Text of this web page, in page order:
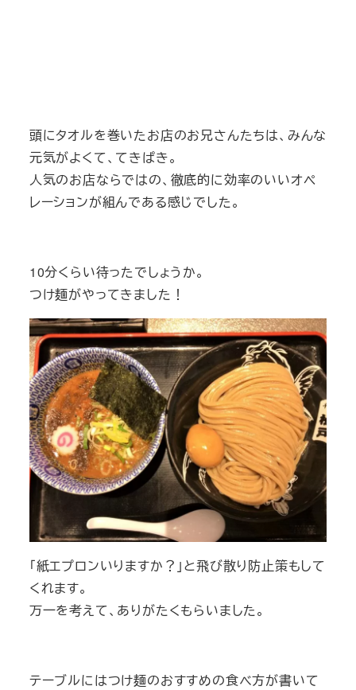
頭にタオルを巻いたお店のお兄さんたちは、みんな
元気がよくて、てきぱき。
人気のお店ならではの、徹底的に効率のいいオペ
レーションが組んである感じでした。
10分くらい待ったでしょうか。
つけ麺がやってきました！
「紙エプロンいりますか？」と飛び散り防止策もして
くれます。
万一を考えて、ありがたくもらいました。
テーブルにはつけ麺のおすすめの食べ方が書いて